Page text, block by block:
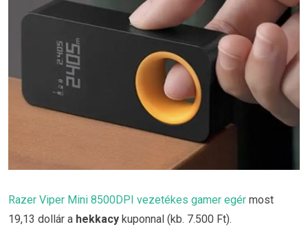
Razer Viper Mini 8500DPI vezetékes gamer egér most
19,13 dollár a hekkacy kuponnal (kb. 7.500 Ft).